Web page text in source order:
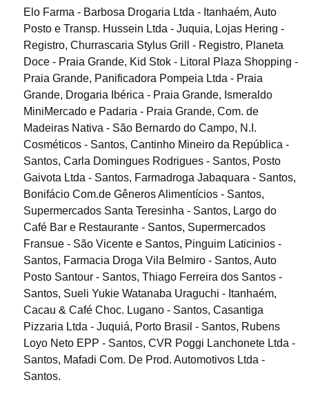
Elo Farma - Barbosa Drogaria Ltda - Itanhaém, Auto
Posto e Transp. Hussein Ltda - Juquia, Lojas Hering -
Registro, Churrascaria Stylus Grill - Registro, Planeta
Doce - Praia Grande, Kid Stok - Litoral Plaza Shopping -
Praia Grande, Panificadora Pompeia Ltda - Praia
Grande, Drogaria Ibérica - Praia Grande, Ismeraldo
MiniMercado e Padaria - Praia Grande, Com. de
Madeiras Nativa - São Bernardo do Campo, N.I.
Cosméticos - Santos, Cantinho Mineiro da República -
Santos, Carla Domingues Rodrigues - Santos, Posto
Gaivota Ltda - Santos, Farmadroga Jabaquara - Santos,
Bonifácio Com.de Gêneros Alimentícios - Santos,
Supermercados Santa Teresinha - Santos, Largo do
Café Bar e Restaurante - Santos, Supermercados
Fransue - São Vicente e Santos, Pinguim Laticinios -
Santos, Farmacia Droga Vila Belmiro - Santos, Auto
Posto Santour - Santos, Thiago Ferreira dos Santos -
Santos, Sueli Yukie Watanaba Uraguchi - Itanhaém,
Cacau & Café Choc. Lugano - Santos, Casantiga
Pizzaria Ltda - Juquiá, Porto Brasil - Santos, Rubens
Loyo Neto EPP - Santos, CVR Poggi Lanchonete Ltda -
Santos, Mafadi Com. De Prod. Automotivos Ltda -
Santos.